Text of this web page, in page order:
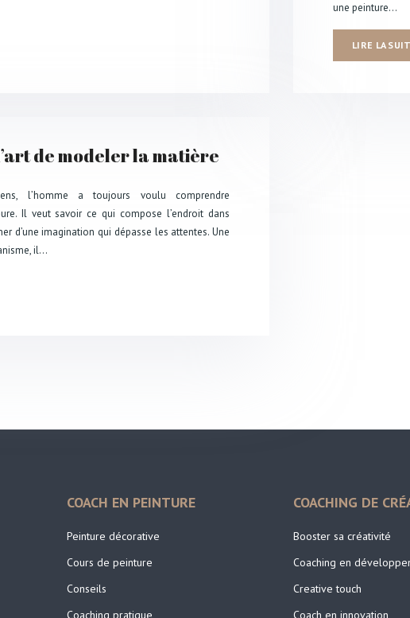
une peinture…
LIRE LA
de modeler la matière
l’homme a toujours voulu comprendre
Il veut savoir ce qui compose l’endroit dans
d’une imagination qui dépasse les attentes. Une
il…
COACH EN PEINTURE
Peinture décorative
Cours de peinture
Conseils
Coaching pratique
COACHING DE
Booster sa créativité
Coaching en
Creative touch
Coach en innovation